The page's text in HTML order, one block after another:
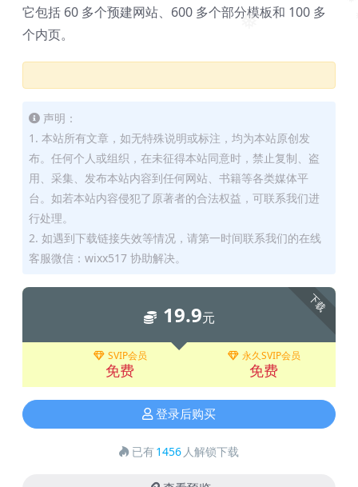
❅
它包括 60 多个预建网站、600 多个部分模板和 100 多
个内页。
声明：
1. 本站所有文章，如无特殊说明或标注，均为本站原创发
布。任何个人或组织，在未征得本站同意时，禁止复制、盗
用、采集、发布本站内容到任何网站、书籍等各类媒体平
台。如若本站内容侵犯了原著者的合法权益，可联系我们进
行处理。
2. 如遇到下载链接失效等情况，请第一时间联系我们的在线
客服微信：wixx517 协助解决。
下载
19.9元
SVIP会员
免费
永久SVIP会员
免费
登录后购买
已有1456 人解锁下载